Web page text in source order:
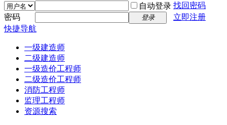
自动登录 找回密码
密码
登录
立即注册
快捷导航
一级建造师
二级建造师
一级造价工程师
二级造价工程师
消防工程师
监理工程师
资源搜索